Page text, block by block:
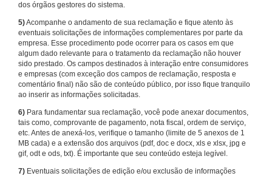
dos órgãos gestores do sistema.
5)Acompanhe o andamento de sua reclamação e fique atento às
eventuais solicitações de informações complementares por parte da
empresa. Esse procedimento pode ocorrer para os casos em que
algum dado relevante para o tratamento da reclamação não houver
sido prestado. Os campos destinados à interação entre consumidores
e empresas (com exceção dos campos de reclamação, resposta e
comentário final) não são de conteúdo público, por isso fique tranquilo
ao inserir as informações solicitadas.
6) Para fundamentar sua reclamação, você pode anexar documentos,
tais como, comprovante de pagamento, nota fiscal, ordem de serviço,
etc. Antes de anexá-los, verifique o tamanho (limite de 5 anexos de 1
MB cada) e a extensão dos arquivos (pdf, doc e docx, xls e xlsx, jpg e
gif, odt e ods, txt). É importante que seu conteúdo esteja legível.
7) Eventuais solicitações de edição e/ou exclusão de informações